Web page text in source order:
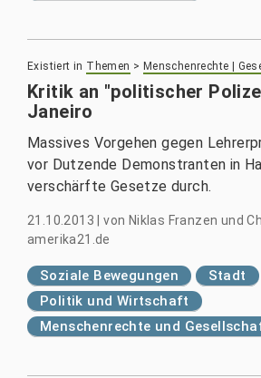
Existiert in Themen > Menschenrechte |
Kritik an "politischer
Janeiro
Massives Vorgehen gegen
vor Dutzende Demonstranten in
verschärfte Gesetze durch.
21.10.2013 |von Niklas Franzen und
amerika21.de
Soziale Bewegungen
Stadt
Politik und Wirtschaft
Menschenrechte und